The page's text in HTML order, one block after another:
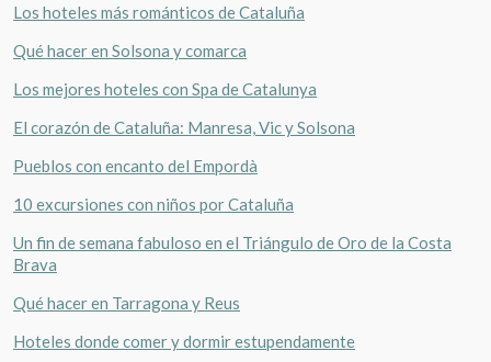
Los hoteles más románticos de Cataluña
Qué hacer en Solsona y comarca
Los mejores hoteles con Spa de Catalunya
El corazón de Cataluña: Manresa, Vic y Solsona
Pueblos con encanto del Empordà
10 excursiones con niños por Cataluña
Un fin de semana fabuloso en el Triángulo de Oro de la Costa
Brava
Qué hacer en Tarragona y Reus
Hoteles donde comer y dormir estupendamente